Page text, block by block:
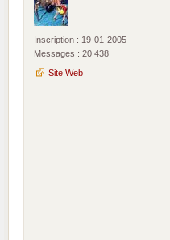
Inscription : 19-01-2005
Messages : 20 438
Site Web